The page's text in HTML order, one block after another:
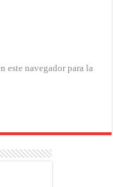
este navegador para la